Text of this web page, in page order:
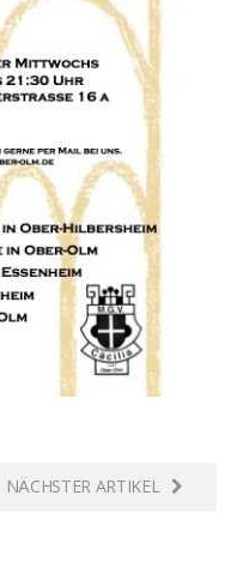
NÄCHSTER ARTIKEL